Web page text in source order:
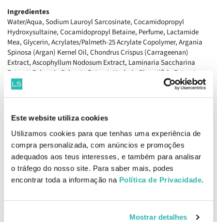
Este website utiliza cookies
Utilizamos cookies para que tenhas uma experiência de
compra personalizada, com anúncios e promoções
adequados aos teus interesses, e também para analisar
o tráfego do nosso site. Para saber mais, podes
encontrar toda a informação na Política de Privacidade.
Mostrar detalhes
Ingredientes
Water/Aqua, Sodium Lauroyl Sarcosinate, Cocamidopropyl
Hydroxysultaine, Cocamidopropyl Betaine, Perfume, Lactamide
Mea, Glycerin, Acrylates/Palmeth-25 Acrylate Copolymer, Argania
Spinosa (Argan) Kernel Oil, Chondrus Crispus (Carrageenan)
Extract, Ascophyllum Nodosum Extract, Laminaria Saccharina
Extract, Palmaria Palmata Extract, Undaria Pinnatifida Extract,
Xylitylglucoside, Peg-150 Pentaerythrityl Tetrastearate,
Anhydroxylitol, Sodium Pca, Styrene/Acrylates Copolymer, Peg-6
Polyquaternium-7, Propylene Glycol, Xylitol, Sodium Sarcosinate,
Tetrasodium Edta, Polysorbate 20, Disodium Edta,
Ethylhexylglycerin, Peg-20 Glyceryl Laurate, Glucose, Tocopherol,
Linoleic Acid, Retinyl Palmitate, Caprylic/Capric Triglyceride,
Diethylhexyl Syringylidenemalonate, Phenoxyethanol, Sodium
Benzoate, Potassium Sorbate, Chlorphenesin, Alpha-Isomethyl
Ionone, Linalool, Hydroxycitronellal. Mohs04.